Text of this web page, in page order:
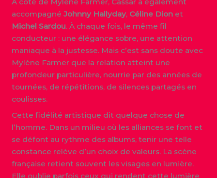
accompagné Johnny Hallyday, Céline Dionet
Michel Sardou. À chaque fois, le même fil
conducteur : une élégance sobre, une attention
maniaque à la justesse. Mais c’est sans doute avec
Mylène Farmer que la relation atteint une
profondeur particulière, nourrie par des années de
tournées, de répétitions, de silences partagés en
coulisses.
Cette fidélité artistique dit quelque chose de
l’homme. Dans un milieu où les alliances se font et
se défont au rythme des albums, tenir une telle
constance relève d’un choix de valeurs. La scène
française retient souvent les visages en lumière.
Elle oublie parfois ceux qui rendent cette lumière